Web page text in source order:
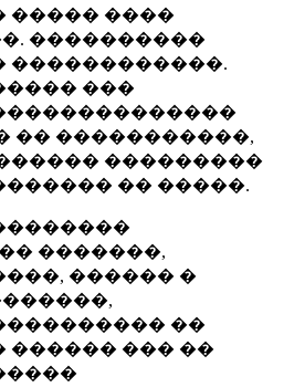
����� ����
����������
������������.
���
�� �����������,
���������
�� �����.
�������,
������ �
��
������ ��� ��